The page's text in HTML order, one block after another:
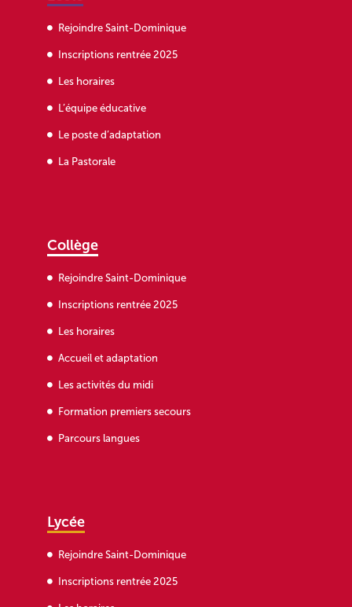
Rejoindre Saint-Dominique
Inscriptions rentrée 2025
Les horaires
L’équipe éducative
Le poste d’adaptation
La Pastorale
Collège
Rejoindre Saint-Dominique
Inscriptions rentrée 2025
Les horaires
Accueil et adaptation
Les activités du midi
Formation premiers secours
Parcours langues
Lycée
Rejoindre Saint-Dominique
Inscriptions rentrée 2025